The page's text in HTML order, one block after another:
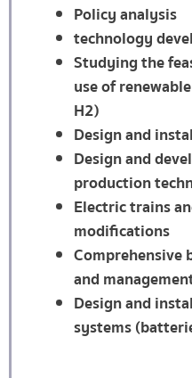
Policy analysis
technology
Studying the
use of
H2)
Design and
Design and
production
Electric trains
modifications
Comprehensive
and
Design and
systems